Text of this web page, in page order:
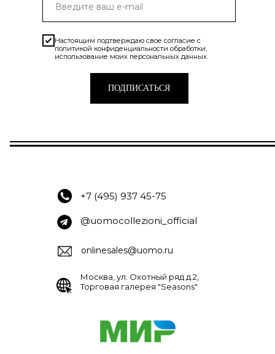
Настоящим подтверждаю свое согласие с
политикой конфиденциальности обработки,
использование моих персональных данных.
ПОДПИСАТЬСЯ
@uomocollezioni_official
+7 (495) 937 45-75
onlinesales@uomo.ru
Москва, ул. Охотный ряд д.2,
Торговая галерея "Seasons"